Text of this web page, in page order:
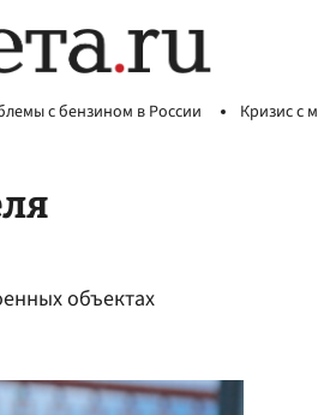
с бензином в России Кризис с
объектах